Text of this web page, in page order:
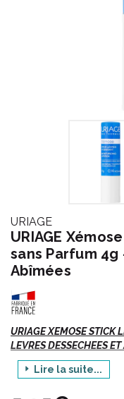
URIAGE
URIAGE
sans Parfum
Abîmées
URIAGE XEMOSE STICK
LEVRES DESSECHEES
Xémose = Peaux très
Lire la suite...